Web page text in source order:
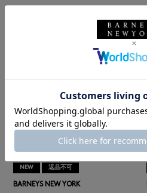
NEW 返品不可
BARNEYS NEW YORK